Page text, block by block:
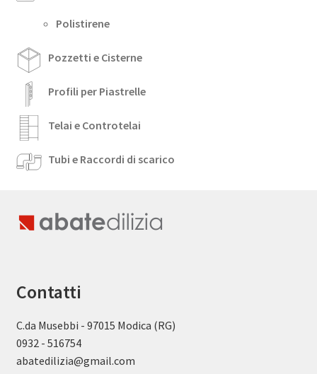
Polistirene
Pozzetti e Cisterne
Profili per Piastrelle
Telai e Controtelai
Tubi e Raccordi di scarico
Contatti
C.da Musebbi - 97015 Modica (RG)
0932 - 516754
abatedilizia@gmail.com